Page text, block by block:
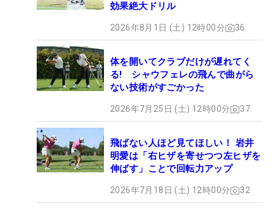
効果絶大ドリル
2026年8月1日 (土) 12時00分 36
体を開いてクラブだけが遅れてく
る! シャウフェレの飛んで曲がら
ない技術がすごかった
2026年7月25日 (土) 12時00分 37
飛ばない人ほど見てほしい！ 岩井
明愛は「右ヒザを寄せつつ左ヒザを
伸ばす」ことで回転力アップ
2026年7月18日 (土) 12時00分 32